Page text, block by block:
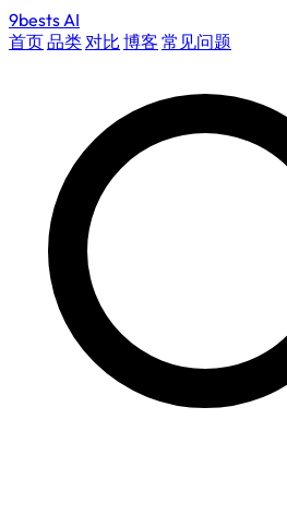
9bestsAI
首页品类对比 博客 常见问题